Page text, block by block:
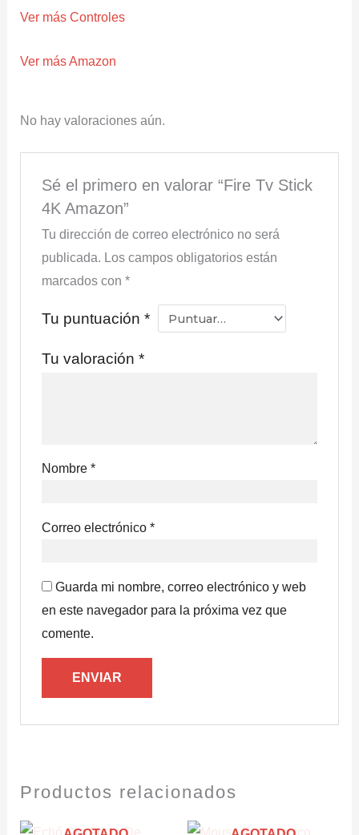
Ver más Controles
Ver más Amazon
No hay valoraciones aún.
Sé el primero en valorar “Fire Tv Stick
4K Amazon”
Tu dirección de correo electrónico no será
publicada. Los campos obligatorios están
marcados con*
Tu puntuación*
Tu valoración*
Nombre*
Correo electrónico*
Guarda mi nombre, correo electrónico y web
en este navegador para la próxima vez que
comente.
Productos relacionados